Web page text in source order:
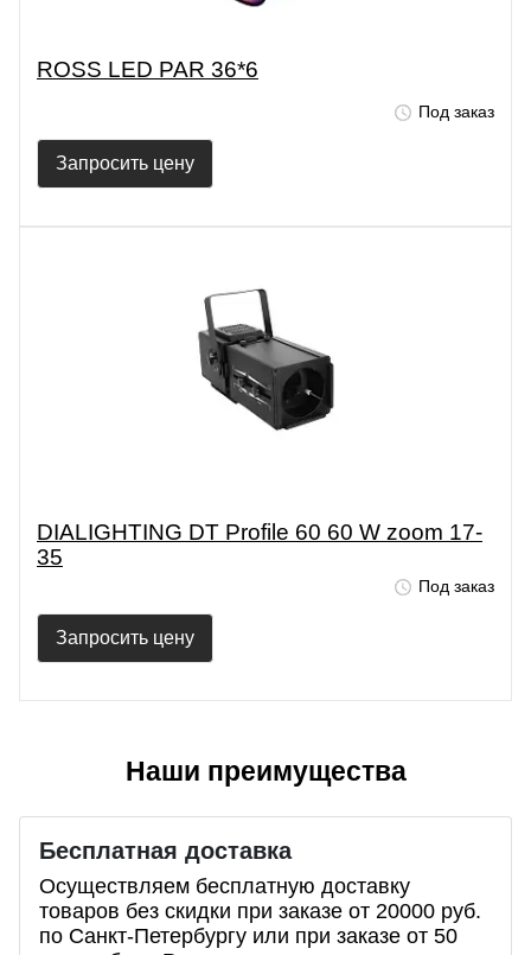
ROSS LED PAR 36*6
Под заказ
Запросить цену
DIALIGHTING DT Profile 60 60 W zoom 17-
35
Под заказ
Запросить цену
Наши преимущества
Бесплатная доставка
Осуществляем бесплатную доставку
товаров без скидки при заказе от 20000 руб.
по Санкт-Петербургу или при заказе от 50